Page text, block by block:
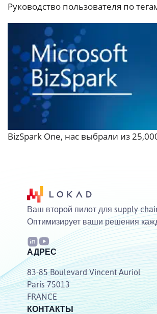
Руководство пользователя по
BizSpark One, нас выбрали из
Ваш второй пилот для supply
Оптимизирует ваши решения
АДРЕС
83-85 Boulevard Vincent Auriol
Paris 75013
FRANCE
КОНТАКТЫ